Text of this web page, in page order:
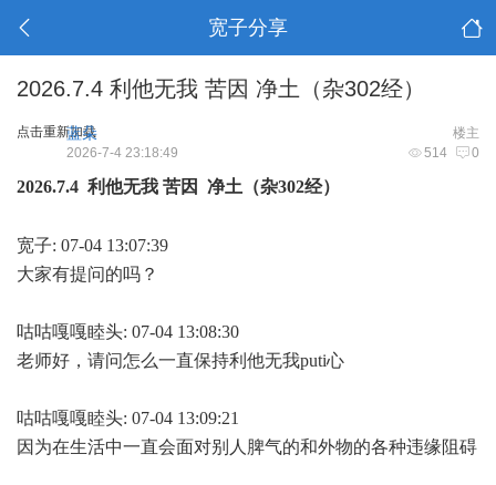
宽子分享
2026.7.4 利他无我 苦因 净土（杂302经）
点击重新加载 楼主
蓝朵
514 0
2026-7-4 23:18:49
2026.7.4 利他无我 苦因 净土（杂302经）
宽子: 07-04 13:07:39
大家有提问的吗？
咕咕嘎嘎睦头: 07-04 13:08:30
老师好，请问怎么一直保持利他无我puti心
咕咕嘎嘎睦头: 07-04 13:09:21
因为在生活中一直会面对别人脾气的和外物的各种违缘阻碍